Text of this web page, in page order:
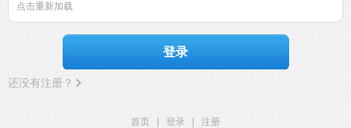
点击重新加载
登录
还没有注册？
首页 登录
注册